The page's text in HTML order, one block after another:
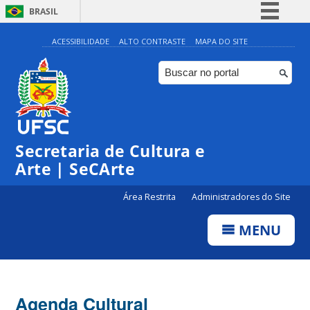
BRASIL
Simplifique!
Comunica BR
Participe
ACESSIBILIDADE ALTO CONTRASTE MAPA DO SITE
Secretaria de Cultura e
Arte | SeCArte
Área Restrita Administradores do Site
MENU
Agenda Cultural